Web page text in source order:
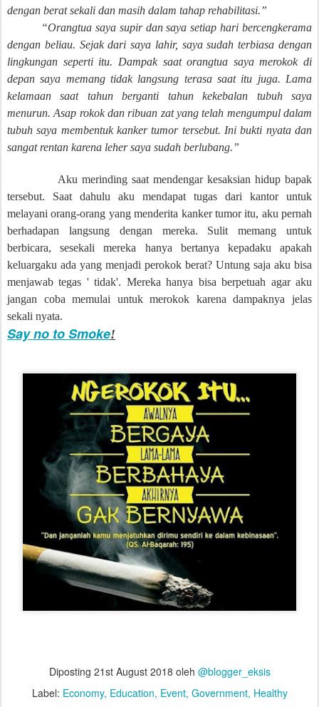
dengan berat sekali dan masih dalam tahap rehabilitasi.”
“Orangtua saya supir dan saya setiap hari bercengkerama
dengan beliau. Sejak dari saya lahir, saya sudah terbiasa dengan
lingkungan seperti itu. Dampak saat orangtua saya merokok di
depan saya memang tidak langsung terasa saat itu juga. Lama
kelamaan saat tahun berganti tahun kekebalan tubuh saya
menurun. Asap rokok dan ribuan zat yang telah mengumpul dalam
tubuh saya membentuk kanker tumor tersebut. Ini bukti nyata dan
sangat rentan karena leher saya sudah berlubang.”
Aku merinding saat mendengar kesaksian hidup bapak
tersebut. Saat dahulu aku mendapat tugas dari kantor untuk
melayani orang-orang yang menderita kanker tumor itu, aku pernah
berhadapan langsung dengan mereka. Sulit memang untuk
berbicara, sesekali mereka hanya bertanya kepadaku apakah
keluargaku ada yang menjadi perokok berat? Untung saja aku bisa
menjawab tegas ' tidak'. Mereka hanya bisa berpetuah agar aku
jangan coba memulai untuk merokok karena dampaknya jelas
sekali nyata.
Say no to Smoke!
Diposting 21st August 2018 oleh @blogger_eksis
Label: Economy Education Event Government Healthy